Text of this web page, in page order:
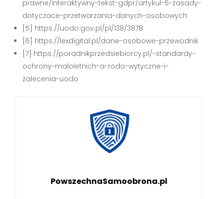
prawne/interaktywny-tekst-gdpr/artykul-5-zasady-
dotyczace-przetwarzania-danych-osobowych
[5] https://uodo.gov.pl/pl/138/3878
[6] https://lexdigital.pl/dane-osobowe-przewodnik
[7] https://poradnikprzedsiebiorcy.pl/-standardy-
ochrony-maloletnich-a-rodo-wytyczne-i-
zalecenia-uodo
PowszechnaSamoobrona.pl